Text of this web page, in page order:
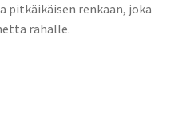
pitkäikäisen renkaan, joka
rahalle.